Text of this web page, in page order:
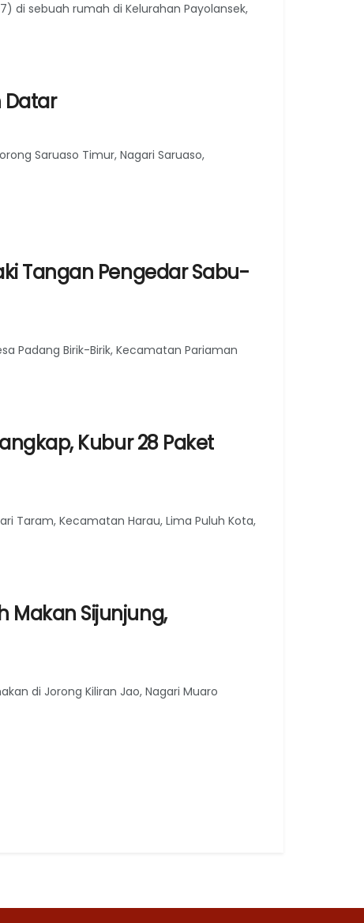
di sebuah rumah di Kelurahan Payolansek,
Datar
Saruaso Timur, Nagari Saruaso,
Tangan Pengedar Sabu-
Padang Birik-Birik, Kecamatan Pariaman
Kubur 28 Paket
Taram, Kecamatan Harau, Lima Puluh Kota,
Makan Sijunjung,
di Jorong Kiliran Jao, Nagari Muaro